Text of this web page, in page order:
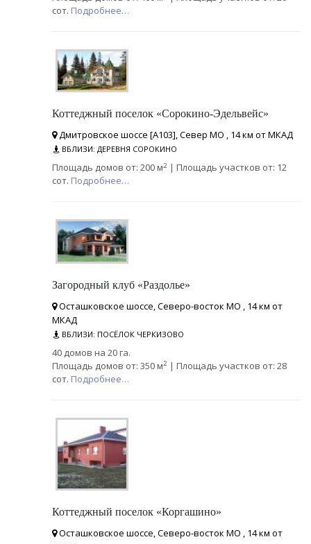
сот. Подробнее…
Коттеджный поселок «Сорокино-Эдельвейс»
Дмитровское шоссе [А103], Север МО , 14 км от МКАД
ВБЛИЗИ: ДЕРЕВНЯ СОРОКИНО
Площадь домов от: 200 м2 | Площадь участков от: 12
сот. Подробнее…
Загородный клуб «Раздолье»
Осташковское шоссе, Северо-восток МО , 14 км от
МКАД
ВБЛИЗИ: ПОСЁЛОК ЧЕРКИЗОВО
40 домов на 20 га.
Площадь домов от: 350 м2 | Площадь участков от: 28
сот. Подробнее…
Коттеджный поселок «Коргашино»
Осташковское шоссе, Северо-восток МО , 14 км от